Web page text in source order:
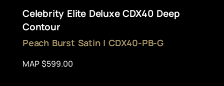
Celebrity Elite Deluxe CDX40 Deep
Contour
Peach Burst Satin | CDX40-PB-G
MAP $599.00